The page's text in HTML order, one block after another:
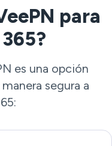
para
es una opción
segura a